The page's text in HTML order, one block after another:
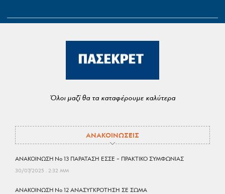
Όλοι μαζί θα τα καταφέρουμε καλύτερα
ΑΝΑΚΟΙΝΩΣΕΙΣ
ΑΝΑΚΟΙΝΩΣΗ No 13 ΠΑΡΑΤΑΣΗ ΕΣΣΕ – ΠΡΑΚΤΙΚΟ ΣΥΜΦΩΝΙΑΣ
30/07/2025 2:32 ΜΜ
ΑΝΑΚΟΙΝΩΣΗ No 12 ΑΝΑΣΥΓΚΡΟΤΗΣΗ ΣΕ ΣΩΜΑ